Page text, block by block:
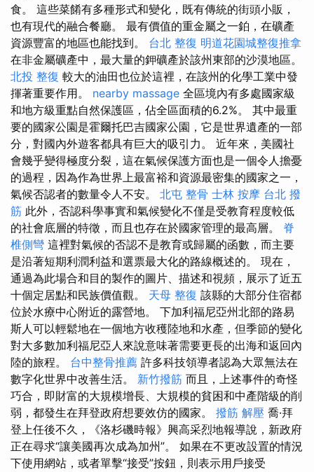
食。 這些菜餚有多種形式和變化，既有傳統的街頭小販，
也有現代的融合餐廳。 最有價值的重金屬之一鉑，在礦產
資源豐富的地區也能找到。 台北 整復 明道花園城整復推拿
在非金屬礦產中，最大量的鉀礦產於該州東部的沙漠地區。
北投 整復 較大的油田也位於這裡，在該州的化學工業中發
揮著重要作用。 nearby massage 全區境內有多處國家級
和地方級重點自然保護區，佔全區面積的6.2%。 其中最重
要的國家公園是霍爾托巴吉國家公園，它是世界遺產的一部
分，對國內外遊客都具有巨大的吸引力。 近年來，美國社
會幾乎變得極度分裂，這在氣候保護方面也是一個令人擔憂
的過程，因為作為世界上最富裕和資源最密集的國家之一，
氣候否認者的數量令人不安。 北屯 整骨 士林 按摩 台北 撥
筋 此外，否認科學事實和氣候變化不僅是受教育程度較低
的社會底層的特徵，而且也存在於國家管理的最高層。 脊
椎側彎 這裡對氣候的否認不是教育或歸屬的函數，而主要
是沿著短期利潤利益和選票最大化的路線概述的。 現在，
通過為此場合和目的製作的圖片、描述和視頻，展示了近五
十個定居點和民族價值觀。 天母 整復 該縣的大部分住宿都
位於水療中心附近的露營地。 下加利福尼亞州北部的路易
斯人可以輕鬆地在一個地方收穫陸地和水產，但季節的變化
對大多數加利福尼亞人來說意味著需要更長的出海和返回內
陸的旅程。 台中整骨推薦 許多科技領導者認為大眾無法在
數字化世界中改善生活。 新竹撥筋 而且，上述事件的奇怪
巧合，即財富的大規模增長、大規模的貧困和中產階級的削
弱，都發生在拜登政府想要效仿的國家。 撥筋 解壓 喬·拜
登上任後不久，《洛杉磯時報》興高采烈地報導說，新政府
正在尋求“讓美國再次成為加州”。 如果在不更改設置的情況
下使用網站，或者單擊“接受”按鈕，則表示用戶接受